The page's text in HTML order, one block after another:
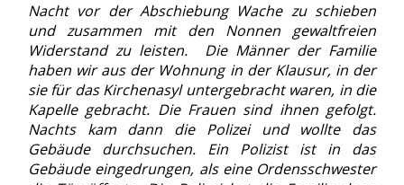
Nacht vor der Abschiebung Wache zu schieben
und zusammen mit den Nonnen gewaltfreien
Widerstand zu leisten. Die Männer der Familie
haben wir aus der Wohnung in der Klausur, in der
sie für das Kirchenasyl untergebracht waren, in die
Kapelle gebracht. Die Frauen sind ihnen gefolgt.
Nachts kam dann die Polizei und wollte das
Gebäude durchsuchen. Ein Polizist ist in das
Gebäude eingedrungen, als eine Ordensschwester